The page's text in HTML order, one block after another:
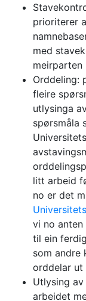
prioriterer
med
meirparten
Orddeling:
fleire
utlysinga
spørsmåla
litt arbeid
no er det
vi no
til ein
som andre
orddelar ut
Utlysing
arbeidet